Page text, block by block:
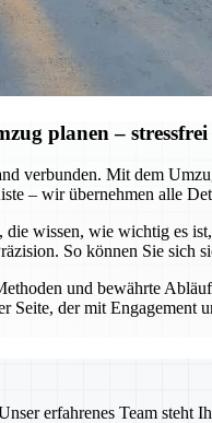
planen –
verbunden. Mit dem
– wir übernehmen alle
die wissen, wie wichtig es
So können Sie sich
und bewährte
Seite, der mit
erfahrenes Team